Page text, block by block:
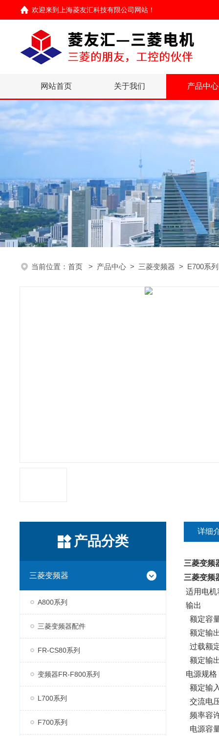
欢迎来到 上海菱友汇科技有限公司网站 ！
网站首页 关于我们 产品中心
当前位置： 首页 > 产品中心 > 三菱变频器 > E700系列
产品分类
三菱变频器
A800系列
三菱变频器配件
FR-CS80系列
变频器FR-F800系列
L700系列
F700系列
详细
三菱变频
三菱变频
适用电机
输出
额定容
额定输
过载
额定输
电源规格
额定输
交流电
频
电源容